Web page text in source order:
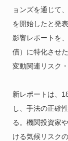
ョンズを通じて
を開始したと発
影響レポートを
債）に特化させ
変動関連リスク
新レポートは、
し、手法の正確
る。機関投資家
ける気候リスク